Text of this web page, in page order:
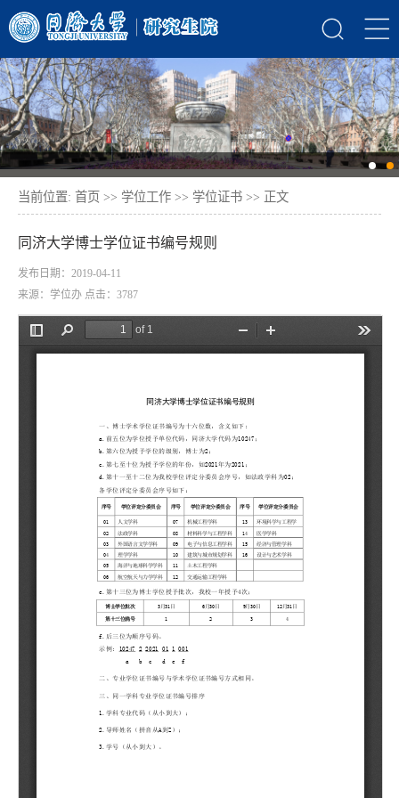
当前位置: 首页 >> 学位工作 >> 学位证书 >> 正文
同济大学博士学位证书编号规则
发布日期：2019-04-11
来源：学位办 点击： 3787